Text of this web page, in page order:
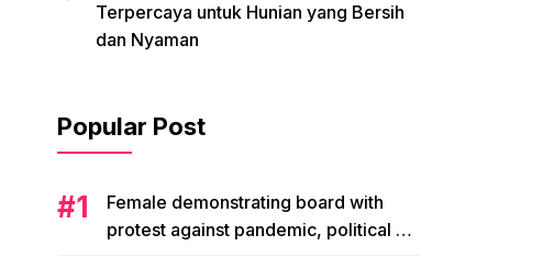
Terpercaya untuk Hunian yang Bersih
dan Nyaman
Popular Post
Female demonstrating board with
protest against pandemic, political or